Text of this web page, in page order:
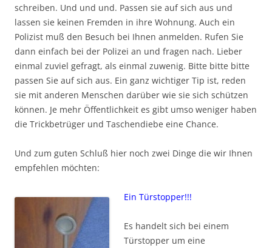
schreiben. Und und und. Passen sie auf sich aus und
lassen sie keinen Fremden in ihre Wohnung. Auch ein
Polizist muß den Besuch bei Ihnen anmelden. Rufen Sie
dann einfach bei der Polizei an und fragen nach. Lieber
einmal zuviel gefragt, als einmal zuwenig. Bitte bitte bitte
passen Sie auf sich aus. Ein ganz wichtiger Tip ist, reden
sie mit anderen Menschen darüber wie sie sich schützen
können. Je mehr Öffentlichkeit es gibt umso weniger haben
die Trickbetrüger und Taschendiebe eine Chance.
Und zum guten Schluß hier noch zwei Dinge die wir Ihnen
empfehlen möchten:
Ein Türstopper!!!
Es handelt sich bei einem
Türstopper um eine